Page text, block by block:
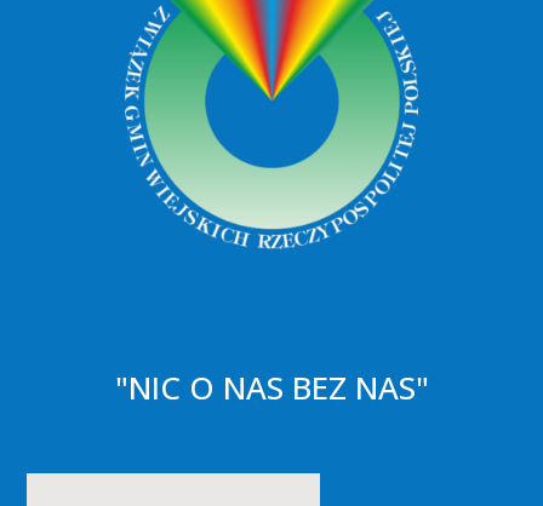
"NIC O NAS BEZ NAS"